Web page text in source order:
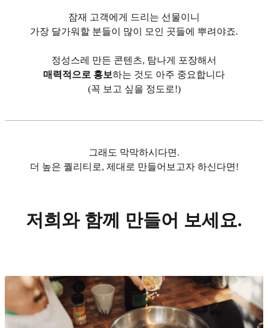
잠재 고객에게 드리는 선물이니
가장 달가워할 분들이 많이 모인 곳들에 뿌려야죠.
정성스레 만든 콘텐츠, 탐나게 포장해서
매력적으로 홍보하는 것도 아주 중요합니다
(꼭 보고 싶을 정도로!)
그래도 막막하시다면.
더 높은 퀄리티로, 제대로 만들어보고자 하신다면!
저희와 함께 만들어 보세요.